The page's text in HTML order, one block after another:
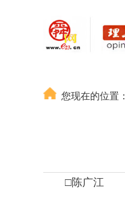
您现在的位置：
□陈广江